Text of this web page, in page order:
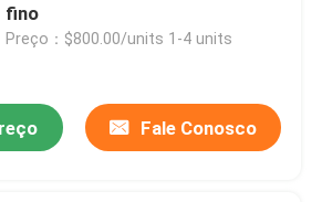
fino
Preço：$800.00/units 1-4 units
Fale Conosco